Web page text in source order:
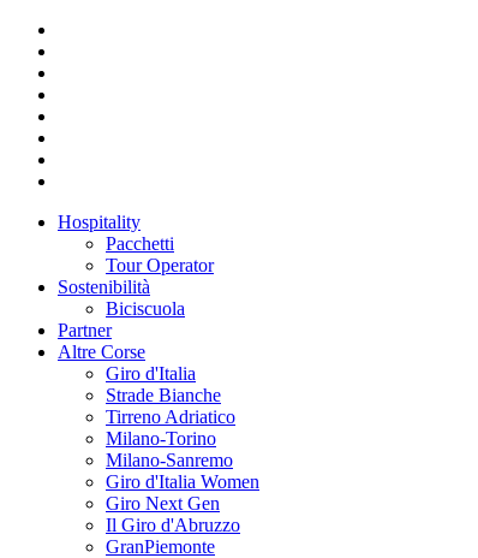
Hospitality
Pacchetti
Tour Operator
Sostenibilità
Biciscuola
Partner
Altre Corse
Giro d'Italia
Strade Bianche
Tirreno Adriatico
Milano-Torino
Milano-Sanremo
Giro d'Italia Women
Giro Next Gen
Il Giro d'Abruzzo
GranPiemonte